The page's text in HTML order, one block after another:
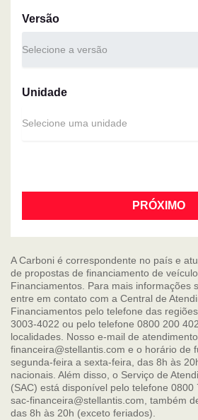
Versão
Selecione a versão
Unidade
Selecione uma unidade
PRÓXIMO
A Carboni é correspondente no país e
de propostas de financiamento de
Financiamentos. Para mais informações
entre em contato com a Central de
Financiamentos pelo telefone das
3003-4022 ou pelo telefone 0800 200
localidades. Nosso e-mail de
financeira@stellantis.com e o horário de
segunda-feira a sexta-feira, das 8h às
nacionais. Além disso, o Serviço de
(SAC) está disponível pelo telefone
sac-financeira@stellantis.com, também
das 8h às 20h (exceto feriados).